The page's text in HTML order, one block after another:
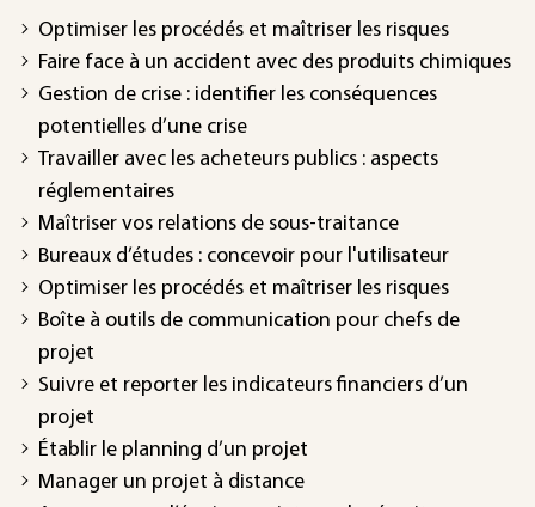
Optimiser les procédés et maîtriser les risques
Faire face à un accident avec des produits chimiques
Gestion de crise : identifier les conséquences
potentielles d’une crise
Travailler avec les acheteurs publics : aspects
réglementaires
Maîtriser vos relations de sous-traitance
Bureaux d’études : concevoir pour l'utilisateur
Optimiser les procédés et maîtriser les risques
Boîte à outils de communication pour chefs de
projet
Suivre et reporter les indicateurs financiers d’un
projet
Établir le planning d’un projet
Manager un projet à distance